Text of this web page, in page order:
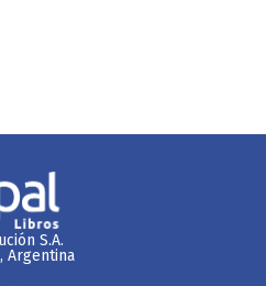
S.A.
Argentina